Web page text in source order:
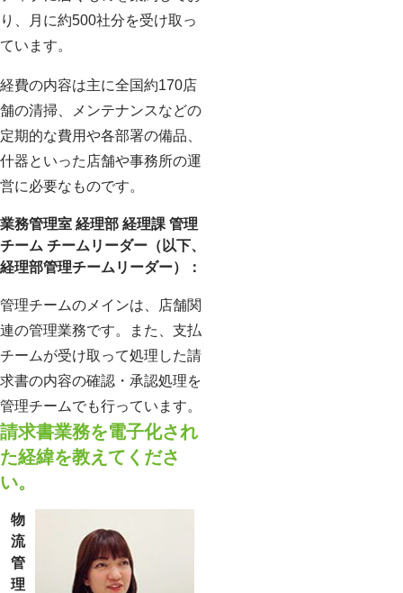
り、月に約500社分を受け取っ
ています。
経費の内容は主に全国約170店
舗の清掃、メンテナンスなどの
定期的な費用や各部署の備品、
什器といった店舗や事務所の運
営に必要なものです。
業務管理室 経理部 経理課 管理
チーム チームリーダー（以下、
経理部管理チームリーダー）：
管理チームのメインは、店舗関
連の管理業務です。また、支払
チームが受け取って処理した請
求書の内容の確認・承認処理を
管理チームでも行っています。
請求書業務を電子化され
た経緯を教えてくださ
い。
物
流
管
理